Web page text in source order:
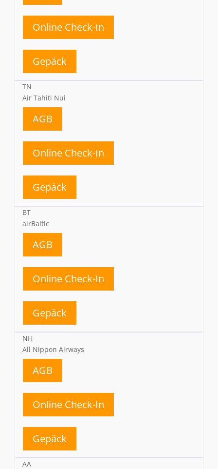
Online Check-In
Gepäck
TN
Air Tahiti Nui
AGB
Online Check-In
Gepäck
BT
airBaltic
AGB
Online Check-In
Gepäck
NH
All Nippon Airways
AGB
Online Check-In
Gepäck
AA